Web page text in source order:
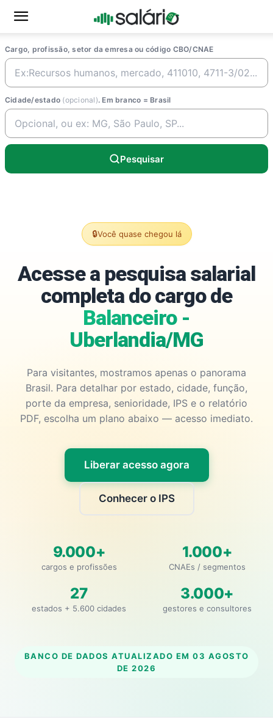
Cargo, profissão, setor da emresa ou código CBO/CNAE
Cidade/estado (opcional). Em branco = Brasil
Pesquisar
🔒Você quase chegou lá
Acesse a pesquisa salarial
completa do cargo de
Balanceiro -
Uberlandia/MG
Para visitantes, mostramos apenas o panorama
Brasil. Para detalhar por estado, cidade, função,
porte da empresa, senioridade, IPS e o relatório
PDF, escolha um plano abaixo — acesso imediato.
Liberar acesso agora
Conhecer o IPS
9.000+
cargos e profissões
1.000+
CNAEs / segmentos
27
estados + 5.600 cidades
3.000+
gestores e consultores
BANCO DE DADOS ATUALIZADO EM 03 AGOSTO
DE 2026